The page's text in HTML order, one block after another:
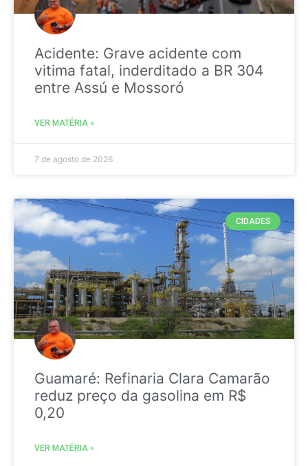
Acidente: Grave acidente com
vitima fatal, inderditado a BR 304
entre Assú e Mossoró
VER MATÉRIA »
7 de agosto de 2026
CIDADES
Guamaré: Refinaria Clara Camarão
reduz preço da gasolina em R$
0,20
VER MATÉRIA »